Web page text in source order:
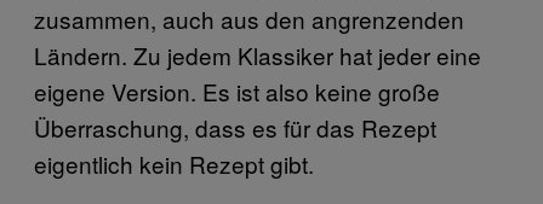
zusammen, auch aus den angrenzenden
Ländern. Zu jedem Klassiker hat jeder eine
eigene Version. Es ist also keine große
Überraschung, dass es für das Rezept
eigentlich kein Rezept gibt.